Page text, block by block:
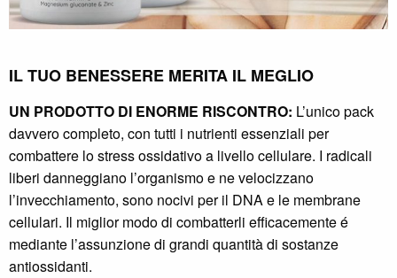
IL TUO BENESSERE MERITA IL MEGLIO
UN PRODOTTO DI ENORME RISCONTRO: L’unico pack
davvero completo, con tutti i nutrienti essenziali per
combattere lo stress ossidativo a livello cellulare. I radicali
liberi danneggiano l’organismo e ne velocizzano
l’invecchiamento, sono nocivi per il DNA e le membrane
cellulari. Il miglior modo di combatterli efficacemente é
mediante l’assunzione di grandi quantità di sostanze
antiossidanti.